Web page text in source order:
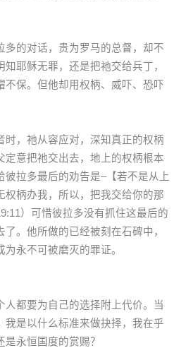
多的对话，贵为罗马的总督，却不
耶稣无罪，还是把祂交给兵丁，
不保。但他却用权柄、威吓、恐吓
时，祂从容应对，深知真正的权柄
定意把祂交出去，地上的权柄根本
彼拉多最后的劝告是–【若不是从上
权柄办我，所以，把我交给你的那
）可惜彼拉多没有抓住这最后的
。他所做的已经被刻在石碑中，
永不可被磨灭的罪证。
人都要为自己的选择附上代价。当
我是以什么标准来做抉择，我在乎
永恒国度的赏赐？